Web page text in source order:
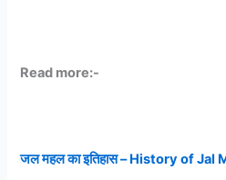
Read more:-
जल महल का इतिहास – History of Jal